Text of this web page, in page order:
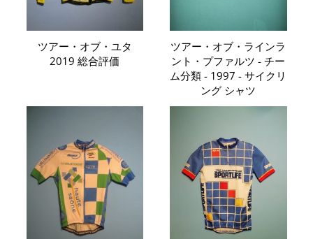
ツアー・オブ・ユタ
2019 総合評価
ツアー・オブ・ラインラ
ント・プファルツ - チー
ム分類 - 1997 - サイクリ
ング シャツ